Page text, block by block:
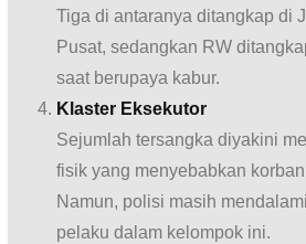
Tiga di antaranya ditangkap di
Pusat, sedangkan RW
saat berupaya kabur.
Klaster Eksekutor
Sejumlah tersangka diyakini
fisik yang menyebabkan
Namun, polisi masih
pelaku dalam kelompok ini.